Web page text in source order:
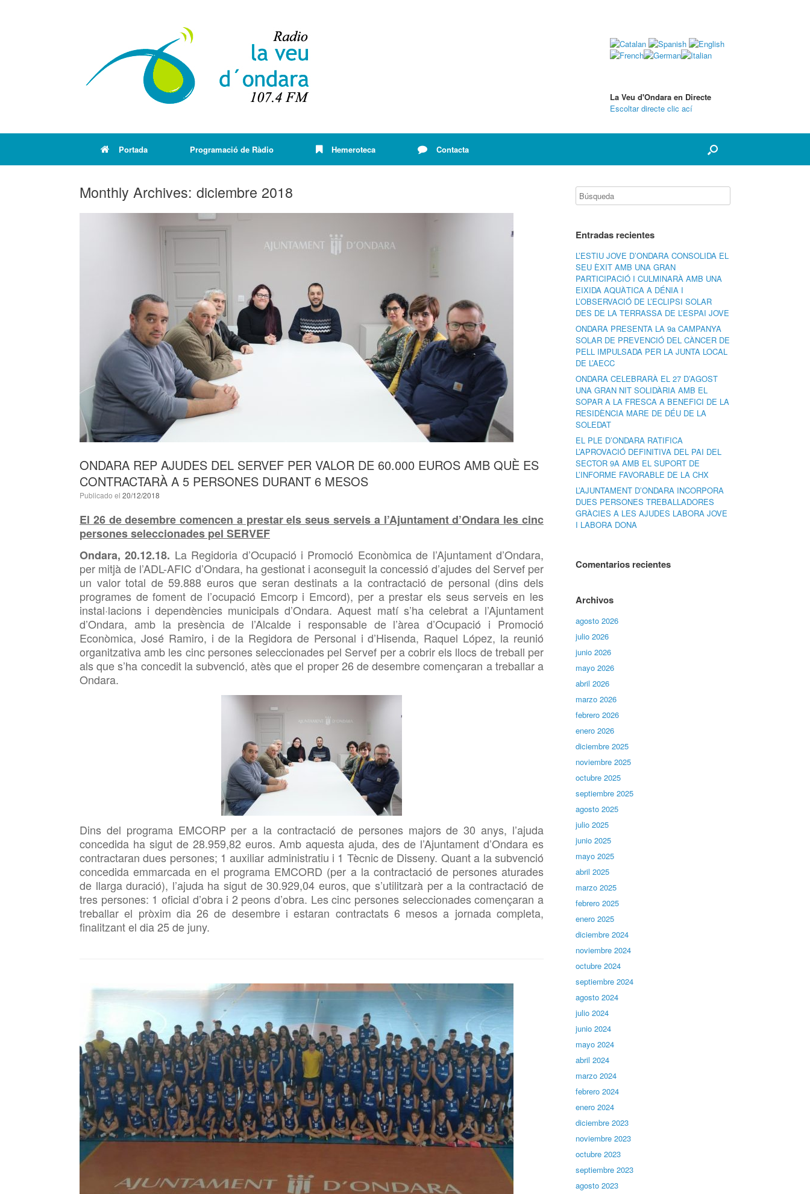
La Veu d'Ondara en Directe
Escoltar directe clic ací
Portada Programació de Ràdio Hemeroteca Contacta
Monthly Archives: diciembre 2018
ONDARA REP AJUDES DEL SERVEF PER VALOR DE 60.000 EUROS AMB QUÈ ES
CONTRACTARÀ A 5 PERSONES DURANT 6 MESOS
Publicado el 20/12/2018
El 26 de desembre comencen a prestar els seus serveis a l’Ajuntament d’Ondara les cinc
persones seleccionades pel SERVEF
Ondara, 20.12.18. La Regidoria d’Ocupació i Promoció Econòmica de l’Ajuntament d’Ondara,
per mitjà de l’ADL-AFIC d’Ondara, ha gestionat i aconseguit la concessió d’ajudes del Servef per
un valor total de 59.888 euros que seran destinats a la contractació de personal (dins dels
programes de foment de l’ocupació Emcorp i Emcord), per a prestar els seus serveis en les
instal·lacions i dependències municipals d’Ondara. Aquest matí s’ha celebrat a l’Ajuntament
d’Ondara, amb la presència de l’Alcalde i responsable de l’àrea d’Ocupació i Promoció
Econòmica, José Ramiro, i de la Regidora de Personal i d’Hisenda, Raquel López, la reunió
organitzativa amb les cinc persones seleccionades pel Servef per a cobrir els llocs de treball per
als que s’ha concedit la subvenció, atès que el proper 26 de desembre començaran a treballar a
Ondara.
Dins del programa EMCORP per a la contractació de persones majors de 30 anys, l’ajuda
concedida ha sigut de 28.959,82 euros. Amb aquesta ajuda, des de l’Ajuntament d’Ondara es
contractaran dues persones; 1 auxiliar administratiu i 1 Tècnic de Disseny. Quant a la subvenció
concedida emmarcada en el programa EMCORD (per a la contractació de persones aturades
de llarga duració), l’ajuda ha sigut de 30.929,04 euros, que s’utilitzarà per a la contractació de
tres persones: 1 oficial d’obra i 2 peons d’obra. Les cinc persones seleccionades començaran a
treballar el pròxim dia 26 de desembre i estaran contractats 6 mesos a jornada completa,
finalitzant el dia 25 de juny.
Entradas recientes
L’ESTIU JOVE D’ONDARA CONSOLIDA EL
SEU ÈXIT AMB UNA GRAN
PARTICIPACIÓ I CULMINARÀ AMB UNA
EIXIDA AQUÀTICA A DÉNIA I
L’OBSERVACIÓ DE L’ECLIPSI SOLAR
DES DE LA TERRASSA DE L’ESPAI JOVE
ONDARA PRESENTA LA 9a CAMPANYA
SOLAR DE PREVENCIÓ DEL CÀNCER DE
PELL IMPULSADA PER LA JUNTA LOCAL
DE L’AECC
ONDARA CELEBRARÀ EL 27 D’AGOST
UNA GRAN NIT SOLIDÀRIA AMB EL
SOPAR A LA FRESCA A BENEFICI DE LA
RESIDÈNCIA MARE DE DÉU DE LA
SOLEDAT
EL PLE D’ONDARA RATIFICA
L’APROVACIÓ DEFINITIVA DEL PAI DEL
SECTOR 9A AMB EL SUPORT DE
L’INFORME FAVORABLE DE LA CHX
L’AJUNTAMENT D’ONDARA INCORPORA
DUES PERSONES TREBALLADORES
GRÀCIES A LES AJUDES LABORA JOVE
I LABORA DONA
Comentarios recientes
Archivos
agosto 2026
julio 2026
junio 2026
mayo 2026
abril 2026
marzo 2026
febrero 2026
enero 2026
diciembre 2025
noviembre 2025
octubre 2025
septiembre 2025
agosto 2025
julio 2025
junio 2025
mayo 2025
abril 2025
marzo 2025
febrero 2025
enero 2025
diciembre 2024
noviembre 2024
octubre 2024
septiembre 2024
agosto 2024
julio 2024
junio 2024
mayo 2024
abril 2024
marzo 2024
febrero 2024
enero 2024
diciembre 2023
noviembre 2023
octubre 2023
septiembre 2023
agosto 2023